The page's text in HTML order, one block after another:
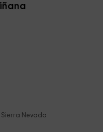
Nevada